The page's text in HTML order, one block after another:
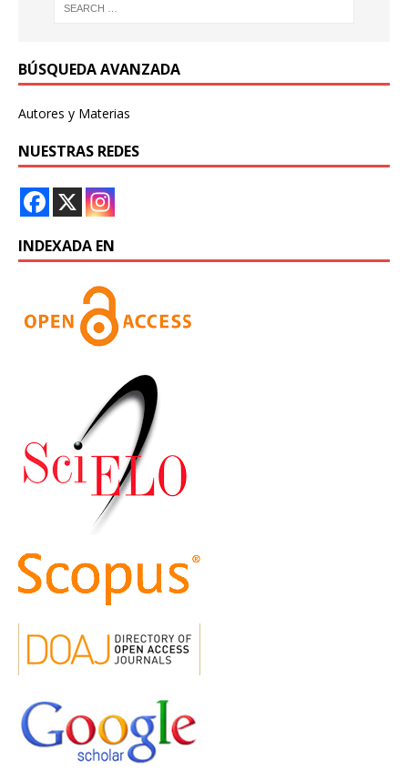
BÚSQUEDA AVANZADA
Autores y Materias
NUESTRAS REDES
INDEXADA EN